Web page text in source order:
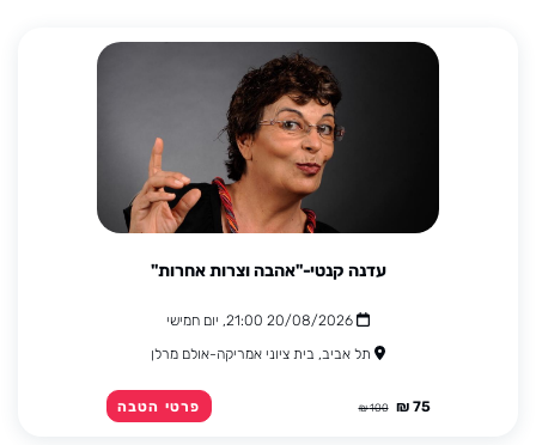
עדנה קנטי-"אהבה וצרות אחרות"
20/08/2026 21:00, יום חמישי
תל אביב, בית ציוני אמריקה-אולם מרלן
75 ₪
100 ₪ פרטי הטבה